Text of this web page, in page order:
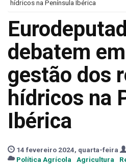
hídricos na Península Ibérica
debatem
gestão dos
hídricos na
Ibérica
14 fevereiro 2024, quarta-feira
Política Agrícola
Agricultura